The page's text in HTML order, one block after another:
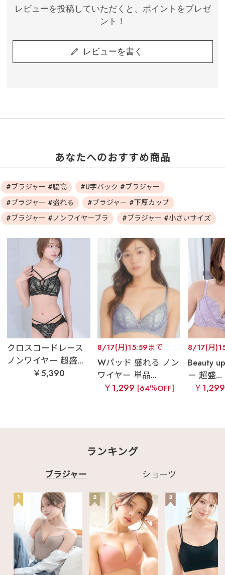
レビューを投稿していただくと、ポイントをプレゼ
ント！
レビューを書く
あなたへのおすすめ商品
#ブラジャー #脇高
#U字バック #ブラジャー
#ブラジャー #盛れる
#ブラジャー #下厚カップ
#ブラジャー #ノンワイヤーブラ
#ブラジャー #小さいサイズ
クロスコードレース
ノンワイヤー 超盛...
￥5,390
8/17(月)15:59まで
Wパッド 盛れる ノン
ワイヤー 単品...
￥1,299 [64％OFF]
8/17(月
Beauty
ー 超盛...
￥
ランキング
ブラジャー ショーツ
1 2 3